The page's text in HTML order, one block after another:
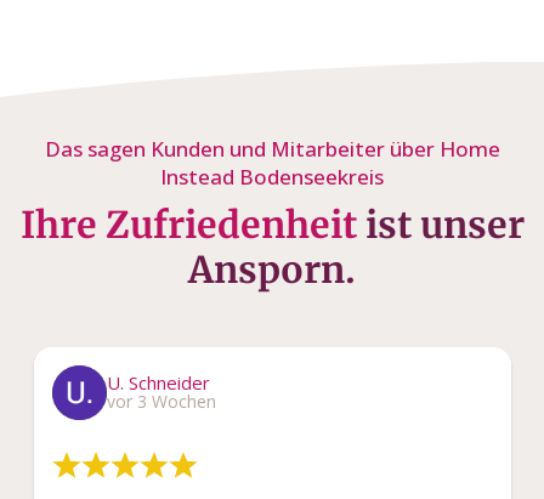
Das sagen Kunden und Mitarbeiter über Home
Instead Bodenseekreis
Ihre Zufriedenheitist unser
Ansporn.
U. Schneider
vor 3 Wochen